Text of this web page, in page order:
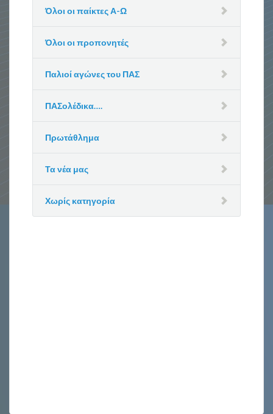
Όλοι οι παίκτες Α-Ω
Όλοι οι προπονητές
Παλιοί αγώνες του ΠΑΣ
ΠΑΣολέδικα….
Πρωτάθλημα
Τα νέα μας
Χωρίς κατηγορία